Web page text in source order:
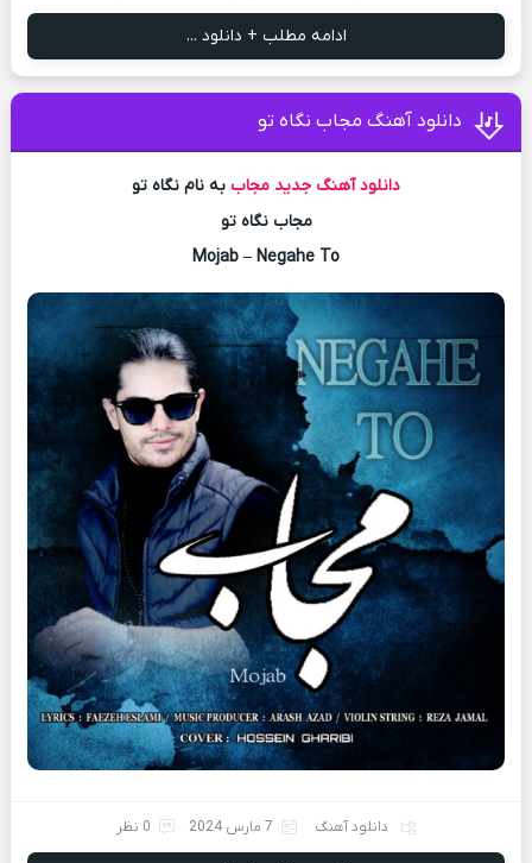
ادامه مطلب + دانلود ...
دانلود آهنگ مجاب نگاه تو
دانلود آهنگ جدید مجاب به نام نگاه تو
مجاب نگاه تو
Mojab – Negahe To
دانلود آهنگ 7 مارس 2024 0 نظر